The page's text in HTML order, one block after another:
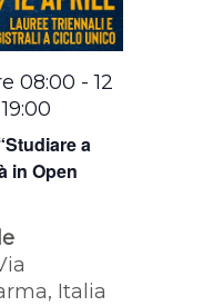
a
in Open
08:00 -12
Italia